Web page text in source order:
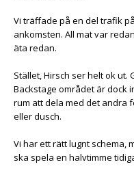
Vi träffade på en del trafik
ankomsten. All mat var
äta redan.
Stället, Hirsch ser helt ok
Backstage området är dock
rum att dela med det andra
eller dusch.
Vi har ett rätt lugnt schema,
ska spela en halvtimme